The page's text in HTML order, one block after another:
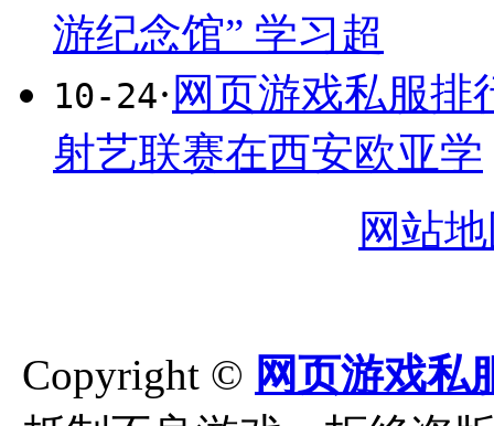
游纪念馆” 学习超
10-24· 网页游戏私服排
射艺联赛在西安欧亚学
网站
Copyright © 网页游戏私